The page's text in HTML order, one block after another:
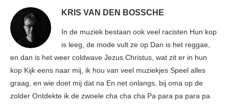
KRIS VAN DEN BOSSCHE
In de muziek bestaan ook veel racisten Hun kop
is leeg, de mode vult ze op Dan is het reggae,
en dan is het weer coldwave Jezus Christus, wat zit er in hun
kop Kijk eens naar mij, ik hou van veel muziekjes Speel alles
graag, en wie doet mij dat na En net onlangs, bij oma op de
zolder Ontdekte ik de zwoele cha cha cha Pa para pa para pa